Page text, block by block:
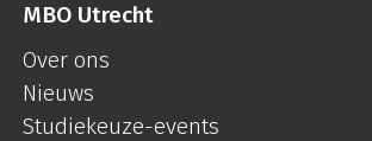
MBO Utrecht
Over ons
Nieuws
Studiekeuze-events